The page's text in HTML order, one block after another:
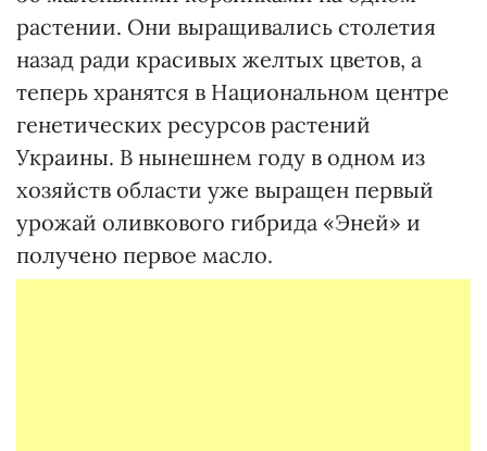
растении. Они выращивались столетия
назад ради красивых желтых цветов, а
теперь хранятся в Национальном центре
генетических ресурсов растений
Украины. В нынешнем году в одном из
хозяйств области уже выращен первый
урожай оливкового гибрида «Эней» и
получено первое масло.